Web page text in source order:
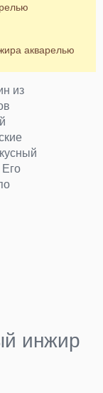
акварелью
из
Его
инжир